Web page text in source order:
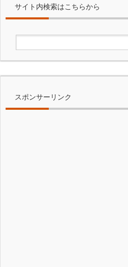
サイト内検索はこちらから
スポンサーリンク